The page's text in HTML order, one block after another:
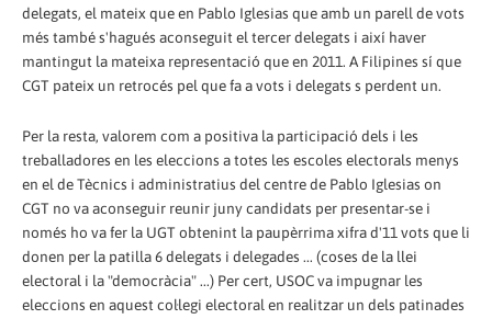
delegats, el mateix que en Pablo Iglesias que amb un parell de vots
més també s'hagués aconseguit el tercer delegats i així haver
mantingut la mateixa representació que en 2011. A Filipines sí que
CGT pateix un retrocés pel que fa a vots i delegats s perdent un.
Per la resta, valorem com a positiva la participació dels i les
treballadores en les eleccions a totes les escoles electorals menys
en el de Tècnics i administratius del centre de Pablo Iglesias on
CGT no va aconseguir reunir juny candidats per presentar-se i
només ho va fer la UGT obtenint la paupèrrima xifra d'11 vots que li
donen per la patilla 6 delegats i delegades ... (coses de la llei
electoral i la "democràcia" ...) Per cert, USOC va impugnar les
eleccions en aquest col·legi electoral en realitzar un dels patinades